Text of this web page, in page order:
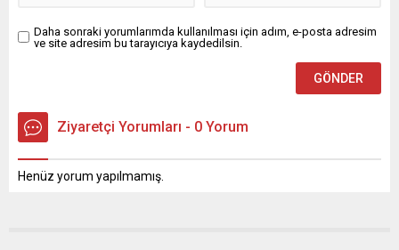
Daha sonraki yorumlarımda kullanılması için adım, e-posta adresim
ve site adresim bu tarayıcıya kaydedilsin.
Ziyaretçi Yorumları - 0 Yorum
Henüz yorum yapılmamış.